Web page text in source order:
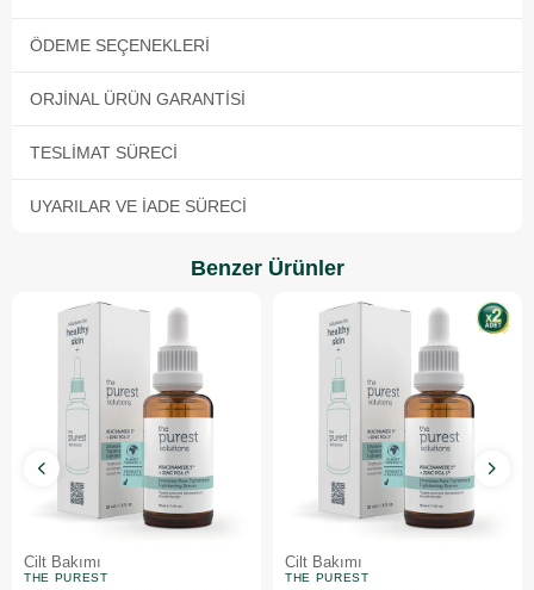
ÖDEME SEÇENEKLERI
ORJINAL ÜRÜN GARANTISI
TESLIMAT SÜRECI
UYARILAR VE İADE SÜRECI
Benzer Ürünler
Cilt Bakımı
THE PUREST
Cilt Bakımı
THE PUREST